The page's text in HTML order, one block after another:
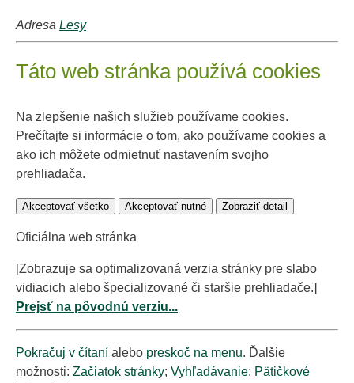
Adresa Lesy
Táto web stránka používá cookies
Na zlepšenie našich služieb používame cookies.
Prečítajte si informácie o tom, ako používame cookies a
ako ich môžete odmietnuť nastavením svojho
prehliadača.
Akceptovať všetko Akceptovať nutné Zobraziť detail
Oficiálna web stránka
[Zobrazuje sa optimalizovaná verzia stránky pre slabo
vidiacich alebo špecializované či staršie prehliadače.]
Prejsť na pôvodnú verziu...
Pokračuj v čítaní alebo preskoč na menu. Ďalšie
možnosti: Začiatok stránky; Vyhľadávanie; Pätičkové